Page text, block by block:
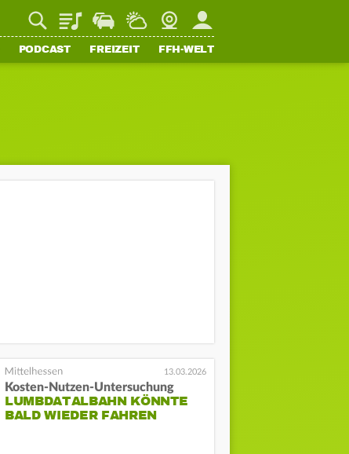
PlaylistStaupilotWetterWebcamMein FFH
PODCAST FREIZEIT FFH-WELT
13.03.2026
Kosten-Nutzen-Untersuchung
LUMBDATALBAHN KÖNNTE
BALD WIEDER FAHREN